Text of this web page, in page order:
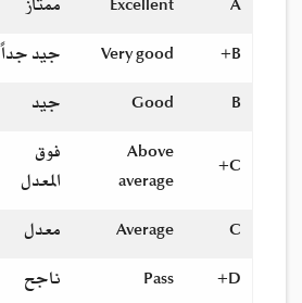
B+
Very good جيد جداً
B
Good جيد
C+
Above
average
فوق
المعدل
C
Average معدل
D+
Pass ناجح